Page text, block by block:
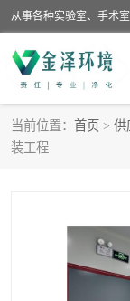
当前位置： 首页 > 供
装工程
耗材
手术室净化